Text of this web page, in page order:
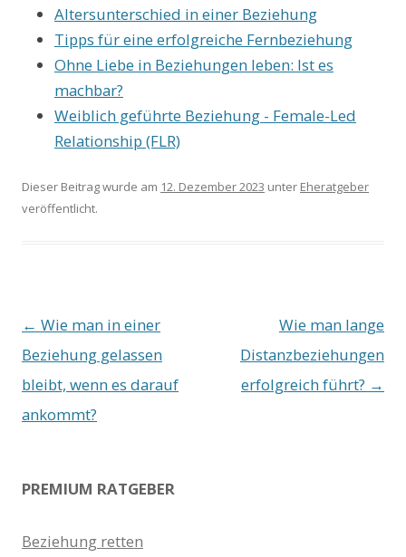
Altersunterschied in einer Beziehung
Tipps für eine erfolgreiche Fernbeziehung
Ohne Liebe in Beziehungen leben: Ist es
machbar?
Weiblich geführte Beziehung - Female-Led
Relationship (FLR)
Dieser Beitrag wurde am 12. Dezember 2023 unter Eheratgeber
veröffentlicht.
Beitrags-
Navigation
← Wie man in einer
Beziehung gelassen
bleibt, wenn es darauf
ankommt?
Wie man lange
Distanzbeziehungen
erfolgreich führt? →
PREMIUM RATGEBER
Beziehung retten